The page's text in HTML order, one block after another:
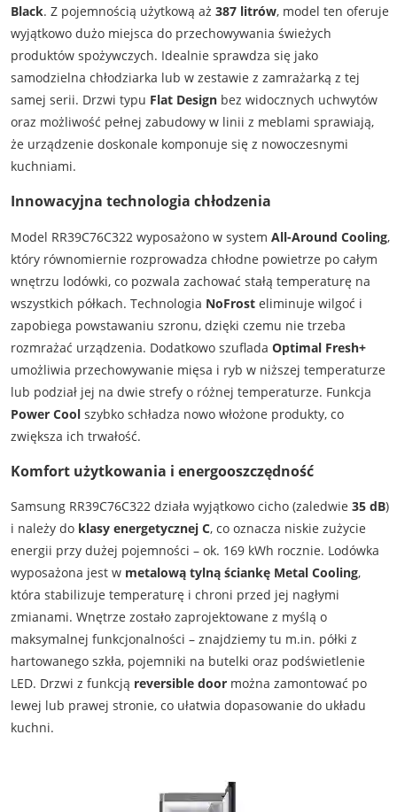
Black. Z pojemnością użytkową aż 387 litrów, model ten oferuje
wyjątkowo dużo miejsca do przechowywania świeżych
produktów spożywczych. Idealnie sprawdza się jako
samodzielna chłodziarka lub w zestawie z zamrażarką z tej
samej serii. Drzwi typu Flat Designbez widocznych uchwytów
oraz możliwość pełnej zabudowy w linii z meblami sprawiają,
że urządzenie doskonale komponuje się z nowoczesnymi
kuchniami.
Innowacyjna technologia chłodzenia
Model RR39C76C322 wyposażono w system All-Around Cooling,
który równomiernie rozprowadza chłodne powietrze po całym
wnętrzu lodówki, co pozwala zachować stałą temperaturę na
wszystkich półkach. Technologia NoFrosteliminuje wilgoć i
zapobiega powstawaniu szronu, dzięki czemu nie trzeba
rozmrażać urządzenia. Dodatkowo szuflada Optimal Fresh+
umożliwia przechowywanie mięsa i ryb w niższej temperaturze
lub podział jej na dwie strefy o różnej temperaturze. Funkcja
Power Coolszybko schładza nowo włożone produkty, co
zwiększa ich trwałość.
Komfort użytkowania i energooszczędność
Samsung RR39C76C322 działa wyjątkowo cicho (zaledwie 35 dB)
i należy do klasy energetycznej C, co oznacza niskie zużycie
energii przy dużej pojemności – ok. 169 kWh rocznie. Lodówka
wyposażona jest w metalową tylną ściankę Metal Cooling,
która stabilizuje temperaturę i chroni przed jej nagłymi
zmianami. Wnętrze zostało zaprojektowane z myślą o
maksymalnej funkcjonalności – znajdziemy tu m.in. półki z
hartowanego szkła, pojemniki na butelki oraz podświetlenie
LED. Drzwi z funkcją reversible doormożna zamontować po
lewej lub prawej stronie, co ułatwia dopasowanie do układu
kuchni.